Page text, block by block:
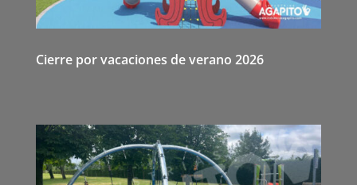
Cierre por vacaciones de verano 2026